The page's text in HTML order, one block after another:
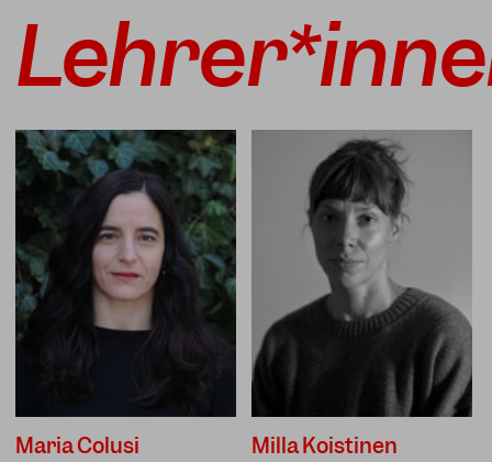
Maria Colusi Milla Koistinen